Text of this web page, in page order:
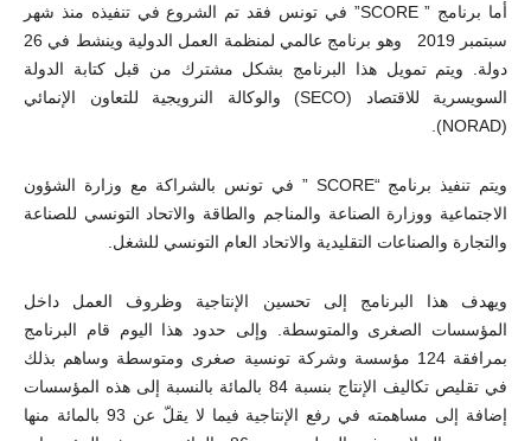
أما برنامج ” SCORE” في تونس فقد تم الشروع في تنفيذه منذ شهر
سبتمبر 2019 وهو برنامج عالمي لمنظمة العمل الدولية وينشط في 26
دولة. ويتم تمويل هذا البرنامج بشكل مشترك من قبل كتابة الدولة
السويسرية للاقتصاد (SECO) والوكالة النرويجية للتعاون الإنمائي
(NORAD).
ويتم تنفيذ برنامج “SCORE ” في تونس بالشراكة مع وزارة الشؤون
الاجتماعية ووزارة الصناعة والمناجم والطاقة والاتحاد التونسي للصناعة
والتجارة والصناعات التقليدية والاتحاد العام التونسي للشغل.
ويهدف هذا البرنامج إلى تحسين الإنتاجية وظروف العمل داخل
المؤسسات الصغرى والمتوسطة. وإلى حدود هذا اليوم قام البرنامج
بمرافقة 124 مؤسسة وشركة تونسية صغرى ومتوسطة وساهم بذلك
في تقليص تكاليف الإنتاج بنسبة 84 بالمائة بالنسبة إلى هذه المؤسسات
إضافة إلى مساهمته في رفع الإنتاجية فيما لا يقلّ عن 93 بالمائة منها